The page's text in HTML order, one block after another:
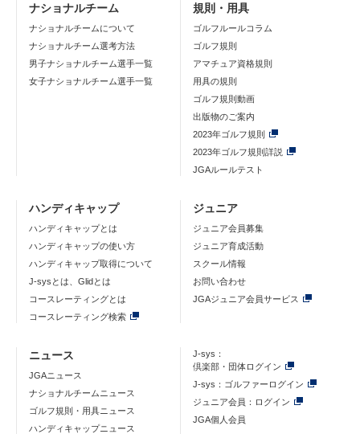
ナショナルチーム
ナショナルチームについて
ナショナルチーム選考方法
男子ナショナルチーム選手一覧
女子ナショナルチーム選手一覧
規則・用具
ゴルフルールコラム
ゴルフ規則
アマチュア資格規則
用具の規則
ゴルフ規則動画
出版物のご案内
2023年ゴルフ規則
2023年ゴルフ規則詳説
JGAルールテスト
ハンディキャップ
ハンディキャップとは
ハンディキャップの使い方
ハンディキャップ取得について
J-sysとは、Glidとは
コースレーティングとは
コースレーティング検索
ジュニア
ジュニア会員募集
ジュニア育成活動
スクール情報
お問い合わせ
JGAジュニア会員サービス
ニュース
JGAニュース
ナショナルチームニュース
ゴルフ規則・用具ニュース
ハンディキャップニュース
J-sys：
倶楽部・団体ログイン
J-sys：ゴルファーログイン
ジュニア会員：ログイン
JGA個人会員